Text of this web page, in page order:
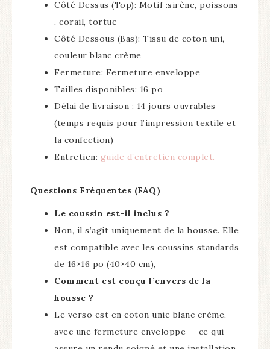
Côté Dessus (Top): Motif :sirène, poissons
, corail, tortue
Côté Dessous (Bas): Tissu de coton uni,
couleur blanc crème
Fermeture: Fermeture enveloppe
Tailles disponibles: 16 po
Délai de livraison : 14 jours ouvrables
(temps requis pour l’impression textile et
la confection)
Entretien: guide d’entretien complet.
Questions Fréquentes (FAQ)
Le coussin est-il inclus ?
Non, il s’agit uniquement de la housse. Elle
est compatible avec les coussins standards
de 16×16 po (40×40 cm),
Comment est conçu l’envers de la
housse ?
Le verso est en coton unie blanc crème,
avec une fermeture enveloppe — ce qui